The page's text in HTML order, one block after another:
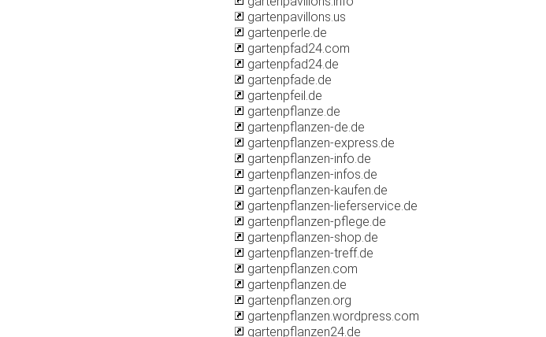
gartenpavillons.us
gartenperle.de
gartenpfad24.com
gartenpfad24.de
gartenpfade.de
gartenpfeil.de
gartenpflanze.de
gartenpflanzen-de.de
gartenpflanzen-express.de
gartenpflanzen-info.de
gartenpflanzen-infos.de
gartenpflanzen-kaufen.de
gartenpflanzen-lieferservice.de
gartenpflanzen-pflege.de
gartenpflanzen-shop.de
gartenpflanzen-treff.de
gartenpflanzen.com
gartenpflanzen.de
gartenpflanzen.org
gartenpflanzen.wordpress.com
gartenpflanzen24.de